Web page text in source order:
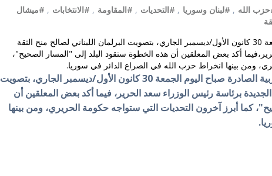
الله , #لبنان وسوريا , #التحديات , #المقاومة , #الانتخابات , #ميشال
إهتمت الصحف العربية الصادرة صباح اليوم الجمعة 30 كانون الأول/ديسمبر الجاري، بتصويت البرلمان اللبناني لصالح منح الثقة
أكد بعض المعلقين أن هذه الخطوة ستقود البلد إلى "المسار الصحيح"،
ومن بينها انخراط حزب الله في الصراع الدائر في سوريا.
كييف/أوكرانيا بالعربية/إهتمت الصحف العربية الصادرة صباح اليوم الجمعة 30 كانون الأول/ديسمبر الجاري، بتصويت
الجديدة برئاسة رئيس الوزراء سعد الحرير، فيما أكد بعض المعلقين أن
كما أبرز آخرون التحديات التي ستواجه حكومة الحريري، ومن بينها